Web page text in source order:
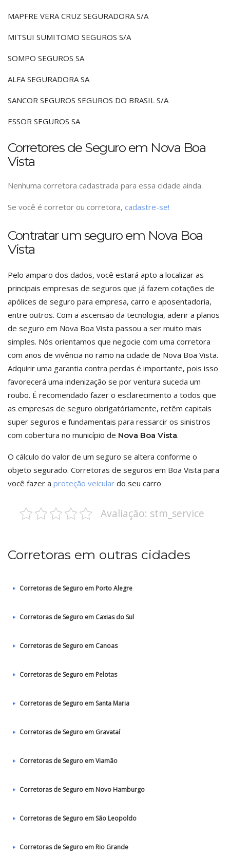
MAPFRE VERA CRUZ SEGURADORA S/A
MITSUI SUMITOMO SEGUROS S/A
SOMPO SEGUROS SA
ALFA SEGURADORA SA
SANCOR SEGUROS SEGUROS DO BRASIL S/A
ESSOR SEGUROS SA
Corretores de Seguro em Nova Boa
Vista
Nenhuma corretora cadastrada para essa cidade ainda.
Se você é corretor ou corretora, cadastre-se!
Contratar um seguro em Nova Boa
Vista
Pelo amparo dos dados, você estará apto a localizar as
principais empresas de seguros que já fazem cotações de
apólices de seguro para empresa, carro e aposentadoria,
entre outros. Com a ascensão da tecnologia, aderir a planos
de seguro em Nova Boa Vista passou a ser muito mais
simples. Nós orientamos que negocie com uma corretora
com anos de vivência no ramo na cidade de Nova Boa Vista.
Adquirir uma garantia contra perdas é importante, pois isso
favorecerá uma indenização se por ventura suceda um
roubo. É recomendado fazer o esclarecimento a todos que
as empresas de seguro obrigatóriamente, retêm capitais
super seguros e fundamentais para ressarcir os sinistros
com cobertura no município de Nova Boa Vista.
O cálculo do valor de um seguro se altera conforme o
objeto segurado. Corretoras de seguros em Boa Vista para
você fazer a proteção veicular do seu carro
Avaliação: stm_service
Corretoras em outras cidades
Corretoras de Seguro em Porto Alegre
Corretoras de Seguro em Caxias do Sul
Corretoras de Seguro em Canoas
Corretoras de Seguro em Pelotas
Corretoras de Seguro em Santa Maria
Corretoras de Seguro em Gravataí
Corretoras de Seguro em Viamão
Corretoras de Seguro em Novo Hamburgo
Corretoras de Seguro em São Leopoldo
Corretoras de Seguro em Rio Grande